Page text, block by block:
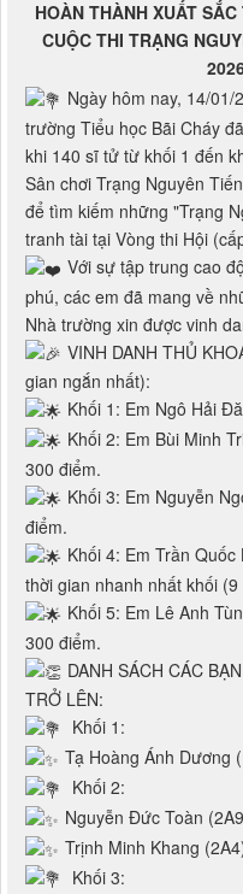
HOÀN THÀNH XUẤT
CUỘC THI TRẠNG
Ngày hôm nay, 14/
trường Tiểu học Bãi Cháy
khi 140 sĩ tử từ khối 1 đến
Sân chơi Trạng Nguyên
để tìm kiếm những "Trạng
tranh tài tại Vòng thi Hội
Với sự tập trung cao
phú, các em đã mang về
Nhà trường xin được vinh
VINH DANH THỦ
gian ngắn nhất):
Khối 1: Em Ngô Hải
Khối 2: Em Bùi Minh
300 điểm.
Khối 3: Em Nguyễn
điểm.
Khối 4: Em Trần
thời gian nhanh nhất khối
Khối 5: Em Lê Anh
300 điểm.
DANH SÁCH CÁC
TRỞ LÊN:
Khối 1:
Tạ Hoàng Ánh Dương
Khối 2:
Nguyễn Đức Toàn
Trịnh Minh Khang
Khối 3: